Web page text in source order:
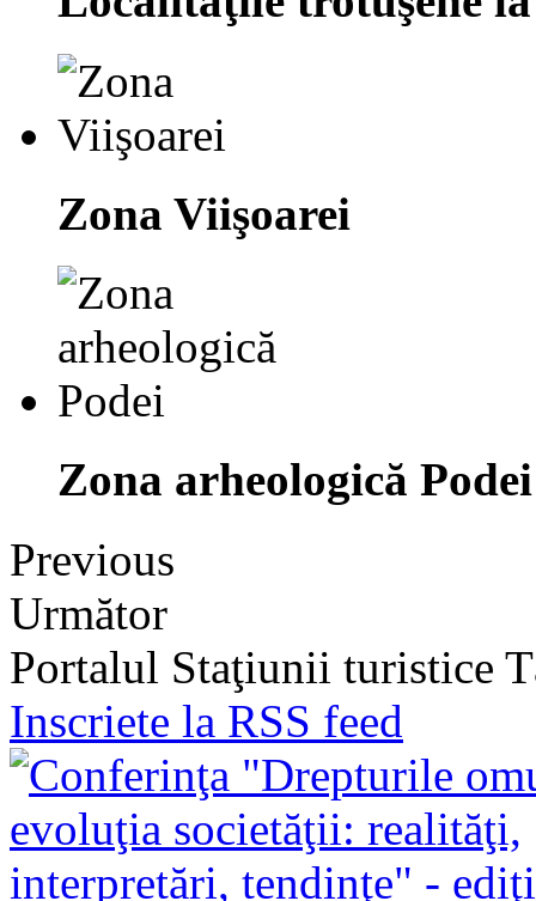
Zona Viişoarei
Zona arheologică Podei
Previous
Următor
Portalul Staţiunii turistice
Inscriete la RSS feed